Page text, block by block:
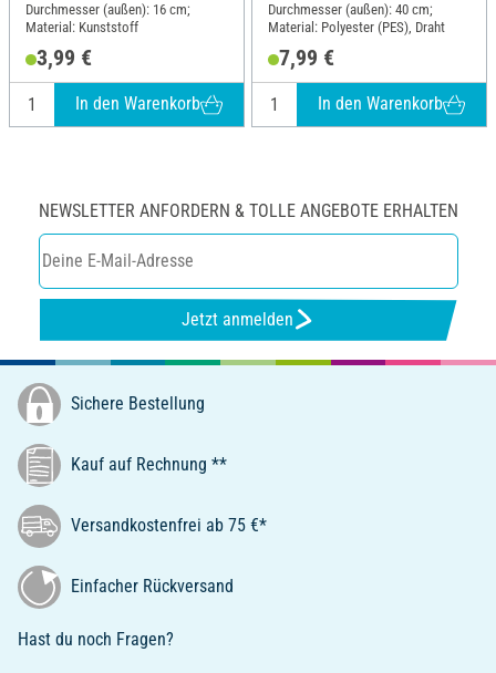
Durchmesser (außen): 16 cm;
Material: Kunststoff
3,99 €
In den Warenkorb
Durchmesser (außen): 40 cm;
Material: Polyester (PES), Draht
7,99 €
In den Warenkorb
NEWSLETTER ANFORDERN & TOLLE ANGEBOTE ERHALTEN
Jetzt anmelden
Sichere Bestellung
Kauf auf Rechnung **
Versandkostenfrei ab 75 €*
Einfacher Rückversand
Hast du noch Fragen?